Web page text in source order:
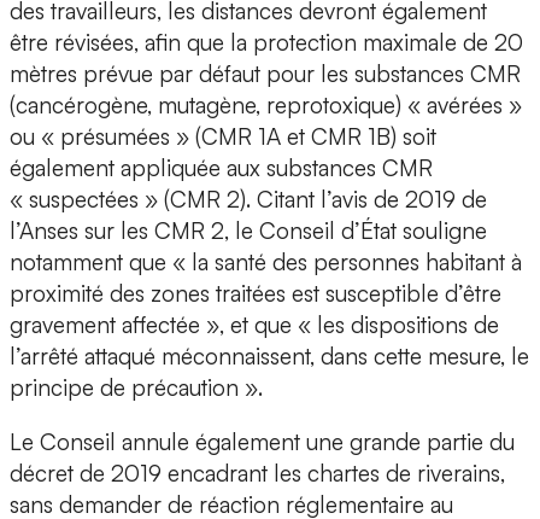
des travailleurs, les distances devront également
être révisées, afin que la protection maximale de 20
mètres prévue par défaut pour les substances CMR
(cancérogène, mutagène, reprotoxique) « avérées »
ou « présumées » (CMR 1A et CMR 1B) soit
également appliquée aux substances CMR
« suspectées » (CMR 2). Citant l’avis de 2019 de
l’Anses sur les CMR 2, le Conseil d’État souligne
notamment que « la santé des personnes habitant à
proximité des zones traitées est susceptible d’être
gravement affectée », et que « les dispositions de
l’arrêté attaqué méconnaissent, dans cette mesure, le
principe de précaution ».
Le Conseil annule également une grande partie du
décret de 2019 encadrant les chartes de riverains,
sans demander de réaction réglementaire au